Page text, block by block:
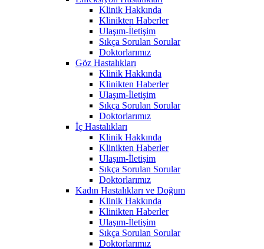
Klinik Hakkında
Klinikten Haberler
Ulaşım-İletişim
Sıkça Sorulan Sorular
Doktorlarımız
Göz Hastalıkları
Klinik Hakkında
Klinikten Haberler
Ulaşım-İletişim
Sıkça Sorulan Sorular
Doktorlarımız
İç Hastalıkları
Klinik Hakkında
Klinikten Haberler
Ulaşım-İletişim
Sıkça Sorulan Sorular
Doktorlarımız
Kadın Hastalıkları ve Doğum
Klinik Hakkında
Klinikten Haberler
Ulaşım-İletişim
Sıkça Sorulan Sorular
Doktorlarımız